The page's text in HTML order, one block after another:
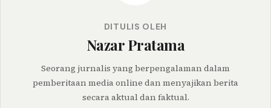
DITULIS OLEH
Nazar Pratama
Seorang jurnalis yang berpengalaman dalam
pemberitaan media online dan menyajikan berita
secara aktual dan faktual.